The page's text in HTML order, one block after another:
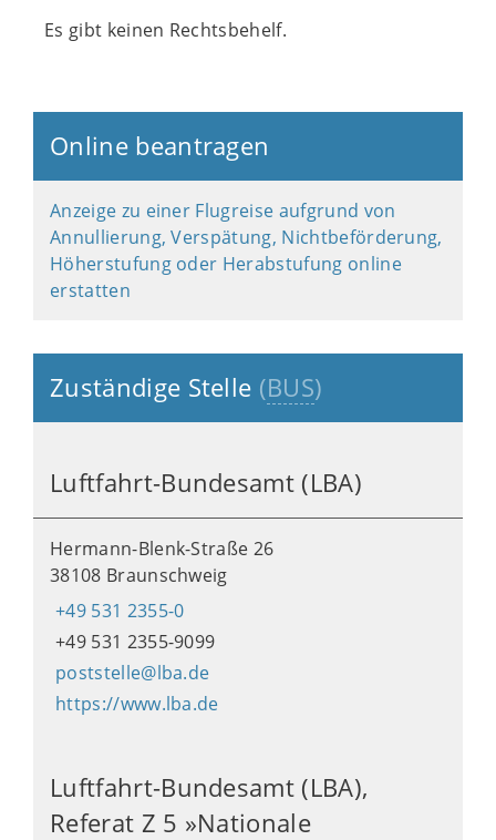
Es gibt keinen Rechtsbehelf.
Online beantragen
Anzeige zu einer Flugreise aufgrund von
Annullierung, Verspätung, Nichtbeförderung,
Höherstufung oder Herabstufung online
erstatten
Zuständige Stelle (BUS)
Luftfahrt-Bundesamt (LBA)
Hermann-Blenk-Straße 26
38108 Braunschweig
+49 531 2355-0
+49 531 2355-9099
poststelle@lba.de
https://www.lba.de
Luftfahrt-Bundesamt (LBA),
Referat Z 5 »Nationale